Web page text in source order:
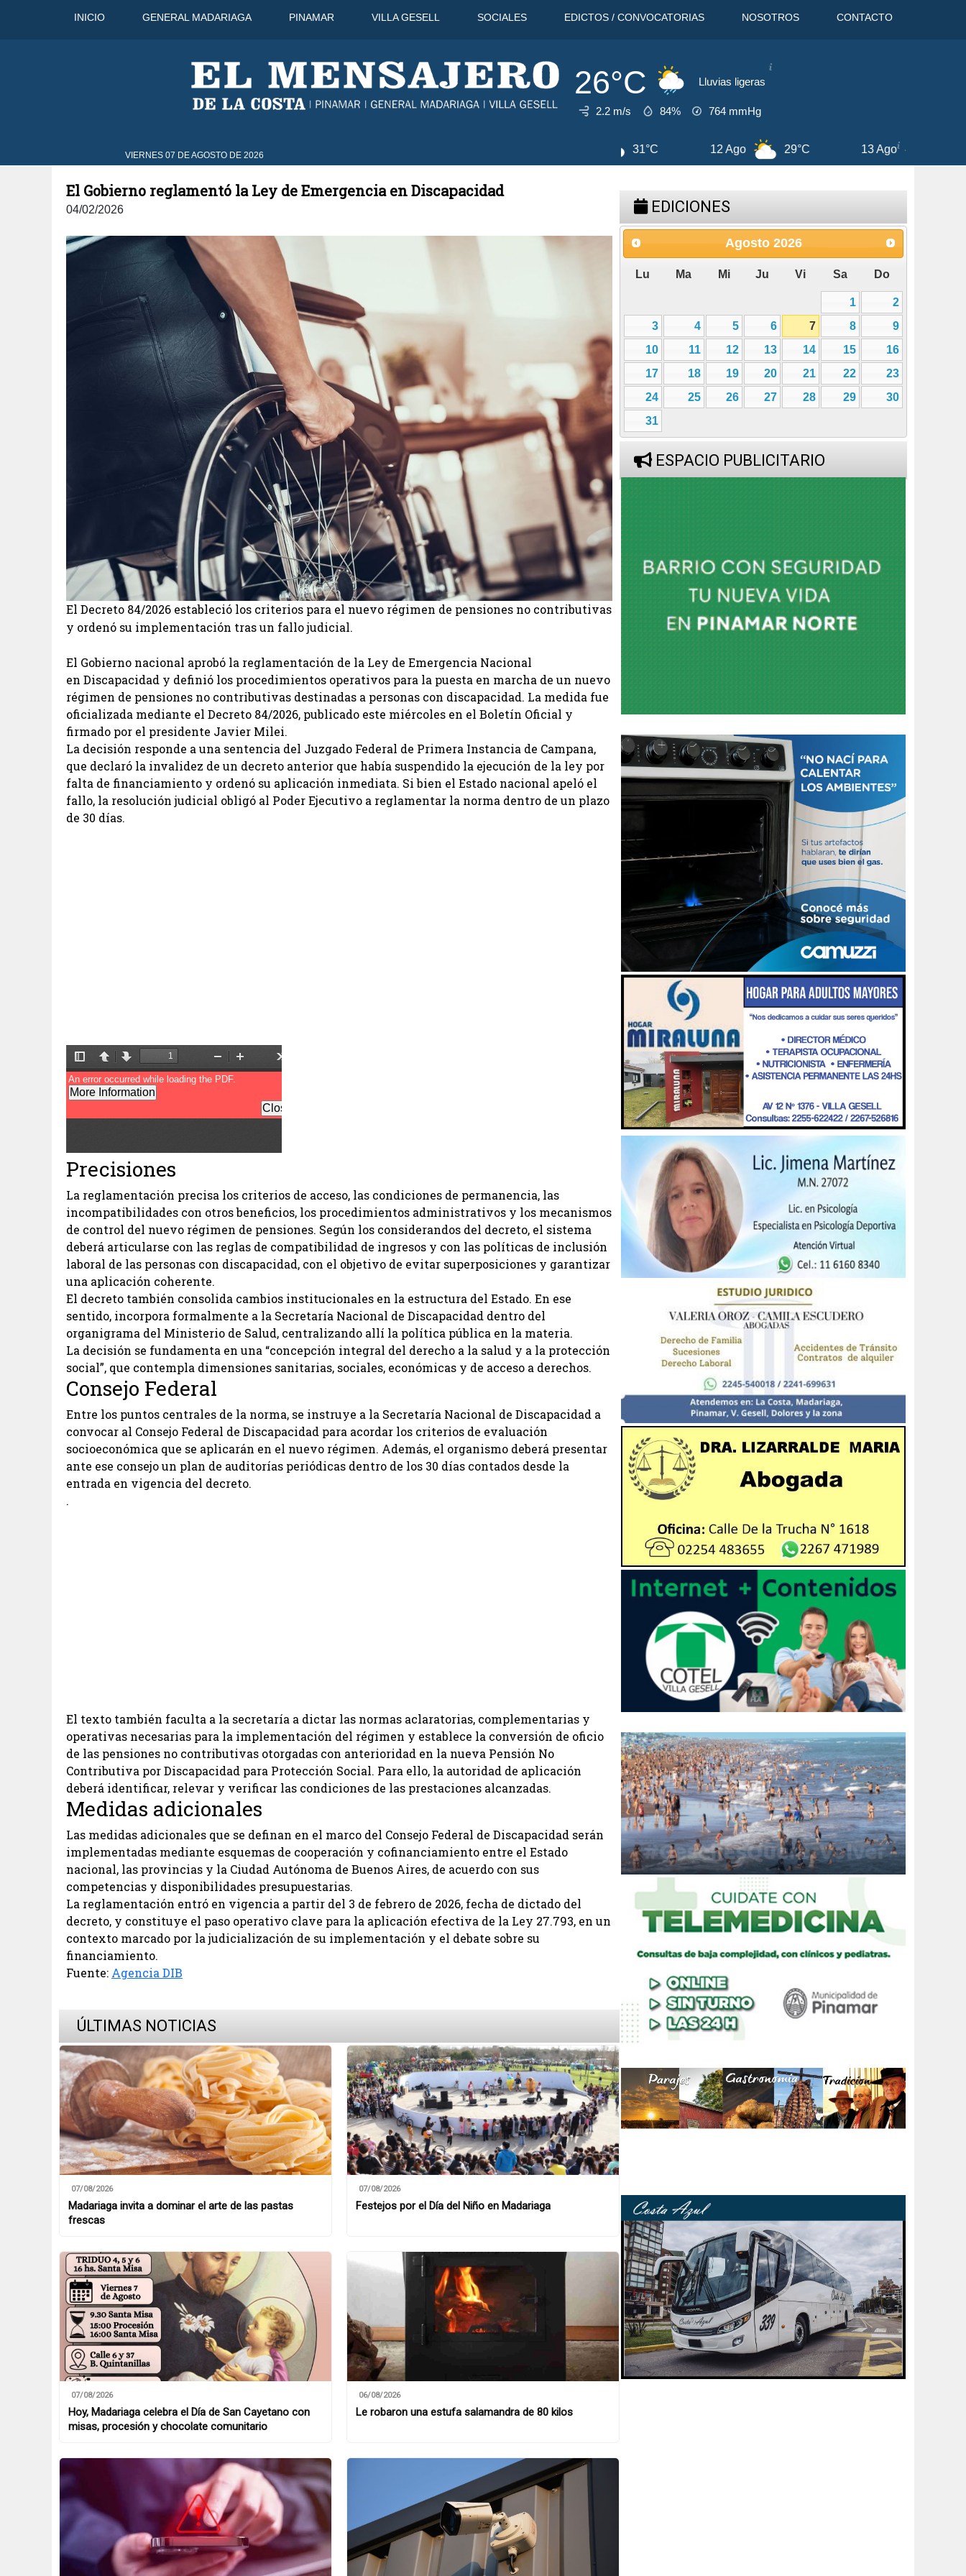
INICIO GENERAL MADARIAGA PINAMAR VILLA GESELL SOCIALES EDICTOS / CONVOCATORIAS NOSOTROS CONTACTO
26°C Lluvias ligeras
2.2 m/s 84% 764 mmHg
VIERNES 07 DE AGOSTO DE 2026
32°C 10 Ago 13 Ago 29°C 7 Ago 33°C
El Gobierno reglamentó la Ley de Emergencia en Discapacidad
04/02/2026
El Decreto 84/2026 estableció los criterios para el nuevo régimen de pensiones no contributivas
y ordenó su implementación tras un fallo judicial.
El Gobierno nacional aprobó la reglamentación de la Ley de Emergencia Nacional
en Discapacidad y definió los procedimientos operativos para la puesta en marcha de un nuevo
régimen de pensiones no contributivas destinadas a personas con discapacidad. La medida fue
oficializada mediante el Decreto 84/2026, publicado este miércoles en el Boletín Oficial y
firmado por el presidente Javier Milei.
La decisión responde a una sentencia del Juzgado Federal de Primera Instancia de Campana,
que declaró la invalidez de un decreto anterior que había suspendido la ejecución de la ley por
falta de financiamiento y ordenó su aplicación inmediata. Si bien el Estado nacional apeló el
fallo, la resolución judicial obligó al Poder Ejecutivo a reglamentar la norma dentro de un plazo
de 30 días.
Precisiones
La reglamentación precisa los criterios de acceso, las condiciones de permanencia, las
incompatibilidades con otros beneficios, los procedimientos administrativos y los mecanismos
de control del nuevo régimen de pensiones. Según los considerandos del decreto, el sistema
deberá articularse con las reglas de compatibilidad de ingresos y con las políticas de inclusión
laboral de las personas con discapacidad, con el objetivo de evitar superposiciones y garantizar
una aplicación coherente.
El decreto también consolida cambios institucionales en la estructura del Estado. En ese
sentido, incorpora formalmente a la Secretaría Nacional de Discapacidad dentro del
organigrama del Ministerio de Salud, centralizando allí la política pública en la materia.
La decisión se fundamenta en una “concepción integral del derecho a la salud y a la protección
social”, que contempla dimensiones sanitarias, sociales, económicas y de acceso a derechos.
Consejo Federal
Entre los puntos centrales de la norma, se instruye a la Secretaría Nacional de Discapacidad a
convocar al Consejo Federal de Discapacidad para acordar los criterios de evaluación
socioeconómica que se aplicarán en el nuevo régimen. Además, el organismo deberá presentar
ante ese consejo un plan de auditorías periódicas dentro de los 30 días contados desde la
entrada en vigencia del decreto.
.
El texto también faculta a la secretaría a dictar las normas aclaratorias, complementarias y
operativas necesarias para la implementación del régimen y establece la conversión de oficio
de las pensiones no contributivas otorgadas con anterioridad en la nueva Pensión No
Contributiva por Discapacidad para Protección Social. Para ello, la autoridad de aplicación
deberá identificar, relevar y verificar las condiciones de las prestaciones alcanzadas.
Medidas adicionales
Las medidas adicionales que se definan en el marco del Consejo Federal de Discapacidad serán
implementadas mediante esquemas de cooperación y cofinanciamiento entre el Estado
nacional, las provincias y la Ciudad Autónoma de Buenos Aires, de acuerdo con sus
competencias y disponibilidades presupuestarias.
La reglamentación entró en vigencia a partir del 3 de febrero de 2026, fecha de dictado del
decreto, y constituye el paso operativo clave para la aplicación efectiva de la Ley 27.793, en un
contexto marcado por la judicialización de su implementación y el debate sobre su
financiamiento.
Fuente: Agencia DIB
ÚLTIMAS NOTICIAS
07/08/2026
Madariaga invita a dominar el arte de las pastas
frescas
07/08/2026
Festejos por el Día del Niño en Madariaga
07/08/2026
Hoy, Madariaga celebra el Día de San Cayetano con
misas, procesión y chocolate comunitario
06/08/2026
Le robaron una estufa salamandra de 80 kilos
EDICIONES
Agosto 2026
Lu Ma Mi Ju Vi Sa Do
1
2
3
4 5 6 7 8
9
10
11 12 13 14 15
16
17
18 19 20 21 22
23
24
25 26 27 28 29
30
31
ESPACIO PUBLICITARIO